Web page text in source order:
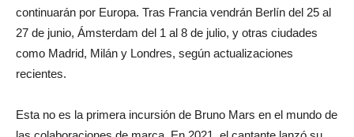
continuarán por Europa. Tras Francia vendrán Berlín del 25 al
27 de junio, Ámsterdam del 1 al 8 de julio, y otras ciudades
como Madrid, Milán y Londres, según actualizaciones
recientes.
Esta no es la primera incursión de Bruno Mars en el mundo de